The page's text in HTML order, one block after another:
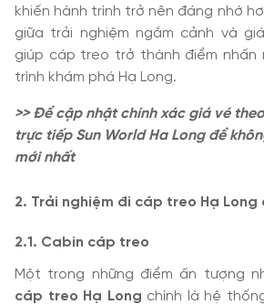
khiến hành trình trở nên đáng nhớ
giữa trải nghiệm ngắm cảnh và
giúp cáp treo trở thành điểm nhấn
trình khám phá Hạ Long.
>> Để cập nhật chính xác giá vé
trực tiếp Sun World Ha Long để
mới nhất
2. Trải nghiệm đi cáp treo Hạ Long
2.1. Cabin cáp treo
Một trong những điểm ấn tượng
cáp treo Hạ Long chính là hệ